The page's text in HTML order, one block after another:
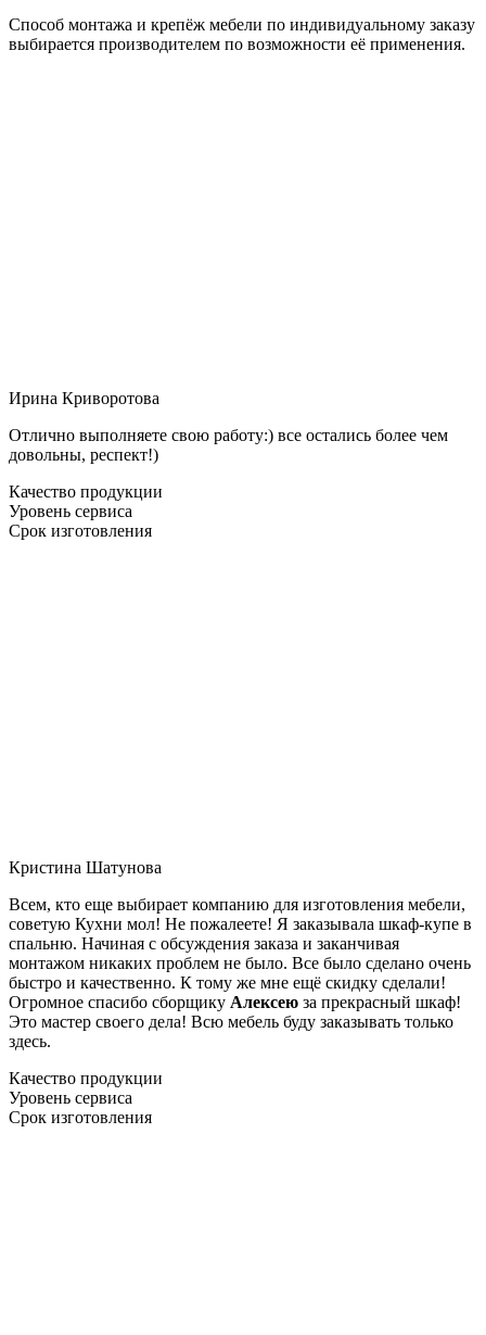
Способ монтажа и крепёж мебели по индивидуальному заказу
выбирается производителем по возможности её применения.
Ирина Криворотова
Отлично выполняете свою работу:) все остались более чем
довольны, респект!)
Качество продукции
Уровень сервиса
Срок изготовления
Кристина Шатунова
Всем, кто еще выбирает компанию для изготовления мебели,
советую Кухни мол! Не пожалеете! Я заказывала шкаф-купе в
спальню. Начиная с обсуждения заказа и заканчивая
монтажом никаких проблем не было. Все было сделано очень
быстро и качественно. К тому же мне ещё скидку сделали!
Огромное спасибо сборщику Алексею за прекрасный шкаф!
Это мастер своего дела! Всю мебель буду заказывать только
здесь.
Качество продукции
Уровень сервиса
Срок изготовления